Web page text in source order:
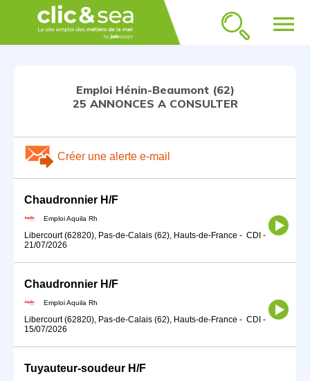
menu
Emploi Hénin-Beaumont (62)
25 ANNONCES A CONSULTER
Créer une alerte e-mail
Chaudronnier H/F
Emploi Aquila Rh
Libercourt (62820), Pas-de-Calais (62), Hauts-de-France - CDI -
21/07/2026
Chaudronnier H/F
Emploi Aquila Rh
Libercourt (62820), Pas-de-Calais (62), Hauts-de-France - CDI -
15/07/2026
Tuyauteur-soudeur H/F